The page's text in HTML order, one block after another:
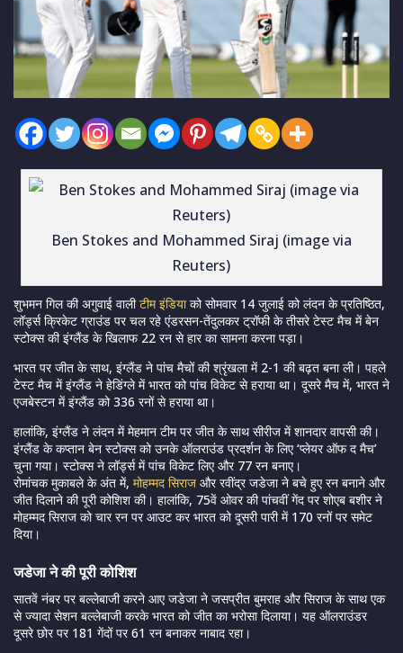
Ben Stokes and Mohammed Siraj (image via
Reuters)
शुभमन गिल की अगुवाई वालीटीम इंडियाको सोमवार 14 जुलाई को लंदन के प्रतिष्ठित,
लॉर्ड्स क्रिकेट ग्राउंड पर चल रहे एंडरसन-तेंदुलकर ट्रॉफी के तीसरे टेस्ट मैच में बेन
स्टोक्स की इंग्लैंड के खिलाफ 22 रन से हार का सामना करना पड़ा।
भारत पर जीत के साथ, इंग्लैंड ने पांच मैचों की श्रृंखला में 2-1 की बढ़त बना ली। पहले
टेस्ट मैच में इंग्लैंड ने हेडिंग्ले में भारत को पांच विकेट से हराया था। दूसरे मैच में, भारत ने
एजबेस्टन में इंग्लैंड को 336 रनों से हराया था।
हालांकि, इंग्लैंड ने लंदन में मेहमान टीम पर जीत के साथ सीरीज में शानदार वापसी की।
इंग्लैंड के कप्तान बेन स्टोक्स को उनके ऑलराउंड प्रदर्शन के लिए ‘प्लेयर ऑफ द मैच’
चुना गया। स्टोक्स ने लॉर्ड्स में पांच विकेट लिए और 77 रन बनाए।
रोमांचक मुकाबले के अंत में, मोहम्मद सिराज और रवींद्र जडेजा ने बचे हुए रन बनाने और
जीत दिलाने की पूरी कोशिश की। हालांकि, 75वें ओवर की पांचवीं गेंद पर शोएब बशीर ने
मोहम्मद सिराज को चार रन पर आउट कर भारत को दूसरी पारी में 170 रनों पर समेट
दिया।
जडेजा ने की पूरी कोशिश
सातवें नंबर पर बल्लेबाजी करने आए जडेजा ने जसप्रीत बुमराह और सिराज के साथ एक
से ज्यादा सेशन बल्लेबाजी करके भारत को जीत का भरोसा दिलाया। यह ऑलराउंडर
दूसरे छोर पर 181 गेंदों पर 61 रन बनाकर नाबाद रहा।